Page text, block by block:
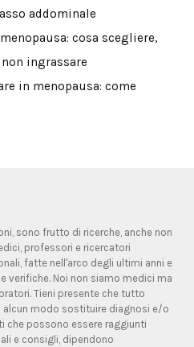
addominale
cosa scegliere,
ingrassare
in menopausa: come
sono frutto di ricerche, anche non
professori e ricercatori
fatte nell'arco degli ultimi anni e
verifiche. Noi non siamo medici ma
Tieni presente che tutto
alcun modo sostituire diagnosi e/o
che possono essere raggiunti
e consigli, dipendono